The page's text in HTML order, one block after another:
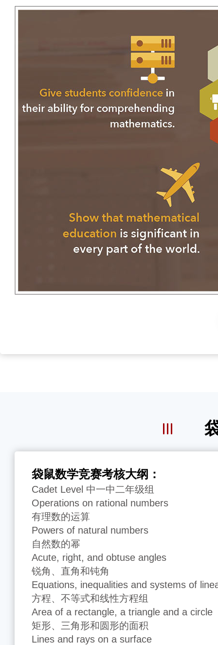
袋鼠数学竞赛考核大纲：
Cadet Level 中一中二年级组
Operations on rational numbers
有理数的运算
Powers of natural numbers
自然数的幂
Acute, right, and obtuse angles
锐角、直角和钝角
Equations, inequalities and systems of
方程、不等式和线性方程组
Area of a rectangle, a triangle and a circle
矩形、三角形和圆形的面积
Lines and rays on a surface